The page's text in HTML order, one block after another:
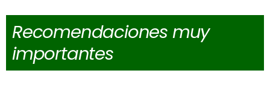
Recomendaciones muy
importantes